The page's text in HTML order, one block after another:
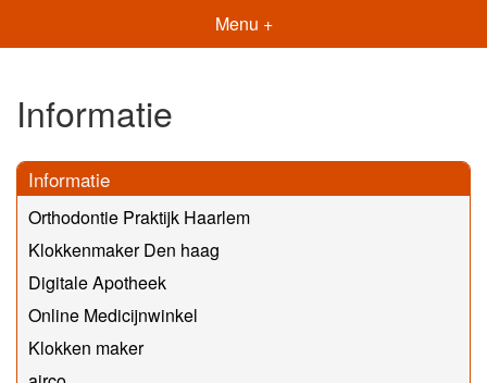
Menu +
Informatie
Informatie
Orthodontie Praktijk Haarlem
Klokkenmaker Den haag
Digitale Apotheek
Online Medicijnwinkel
Klokken maker